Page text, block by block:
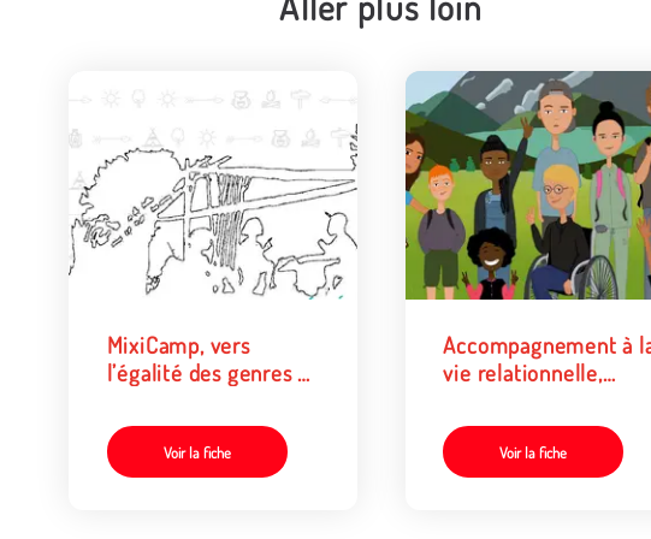
MixiCamp, vers
l’égalité des genres et
Voir la fiche
Accompagnement à
vie relationnelle,
Voir la fiche